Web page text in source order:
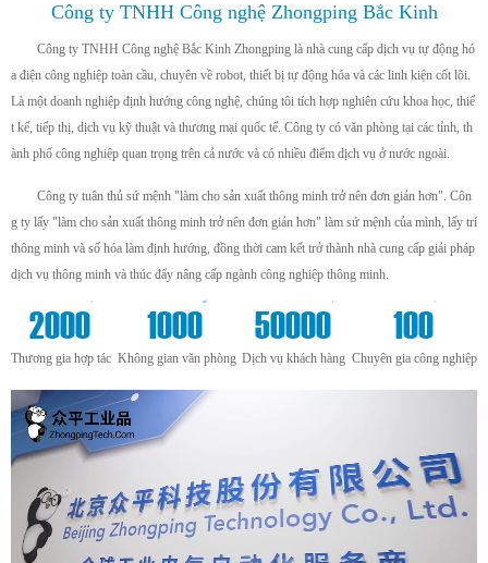
Công ty TNHH Công nghệ Zhongping Bắc Kinh
Công ty TNHH Công nghệ Bắc Kinh Zhongping là nhà cung cấp dịch vụ tự động hó
a điện công nghiệp toàn cầu, chuyên về robot, thiết bị tự động hóa và các linh kiện cốt lõi.
Là một doanh nghiệp định hướng công nghệ, chúng tôi tích hợp nghiên cứu khoa học, thiế
t kế, tiếp thị, dịch vụ kỹ thuật và thương mại quốc tế. Công ty có văn phòng tại các tỉnh, th
ành phố công nghiệp quan trọng trên cả nước và có nhiều điểm dịch vụ ở nước ngoài.
Công ty tuân thủ sứ mệnh "làm cho sản xuất thông minh trở nên đơn giản hơn". Côn
g ty lấy "làm cho sản xuất thông minh trở nên đơn giản hơn" làm sứ mệnh của mình, lấy trí
thông minh và số hóa làm định hướng, đồng thời cam kết trở thành nhà cung cấp giải pháp
dịch vụ thông minh và thúc đẩy nâng cấp ngành công nghiệp thông minh.
2000
+
Thương gia hợp tác
1000
m²
Không gian văn phòng
50000
+
Dịch vụ khách hàng
100
+
Chuyên gia công nghiệp